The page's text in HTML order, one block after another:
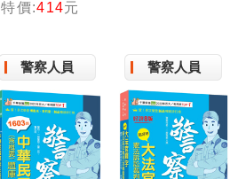
（警察特考
特價:414元
／地方特考
／司法特
考）
警察人員 警察人員